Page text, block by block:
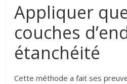
Appliquer
couches
étanchéité
Cette méthode a fait ses